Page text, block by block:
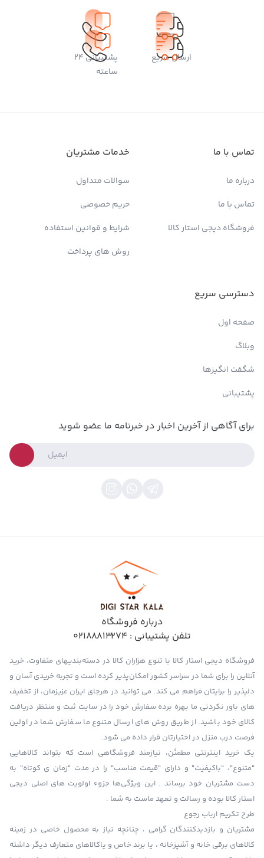
ارسال سریع
پشتیبانی 24
ساعته
تماس با ما
درباره ما
تماس با ما
فروشگاه دیجی استار کالا
خدمات مشتریان
سوالات متداول
حریم خصوصی
شرایط و قوانین استفاده
روش های پرداخت
دسترسی سریع
صفحه اول
وبلاگ
شگفت انگیزها
پشتیبانی
برای آگاهی از آخرین اخبار در خبرنامه ما عضو شوید
درباره فروشگاه
تلفن پشتیبانی : 02188813274
فروشگاه دیجی استار کالا با تنوع هزاران کالا در دسته‌بندیهای متفاوت، خرید
آنلاین را برای شما در سراسر کشور امکان‌پذیر کرده است و تجربه خریدی آسان و
دلپذیر را برایتان فراهم می کند. می توانید در هرجای ایران عزیزمان، از تخفیف
های باور نکردنی ما بهره برده سفارش خود را در سایت ثبت و منتظر دریافت
کالای خود باشید. از طریق روش های ارسال متنوع ما سفارش شما در اولین
فرصت درب منزل در اختیارتان قرار داده می شود.
یک خرید اینترنتی مطمئن، نیازمند فروشگاهی است که بتواند کالاهایی
"متنوع"، "باکیفیت" و دارای "قیمت مناسب" را در مدت "زمان ی کوتاه" به
دست مشتریان خود برساند . این ویژگی‌ها جزوء اولویت های اصلی دیجی
استار کالا بوده و رسالت و تعهد ماست به شما .
طرح تکریم ارباب رجوع
مشتریان و بازدیدکنندگان گرامی ، چنانچه نیاز به محصول خاصی در زمینه
کالاهای برقی خانه و آشپزخانه ، یا برند خاص و یاکالاهای متعارف دیگر داشته